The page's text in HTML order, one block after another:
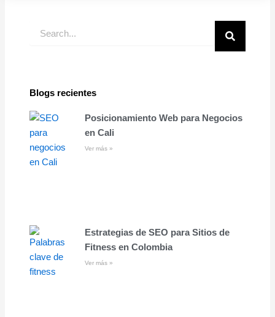
Blogs recientes
Posicionamiento Web para Negocios
en Cali
Ver más »
Estrategias de SEO para Sitios de
Fitness en Colombia
Ver más »